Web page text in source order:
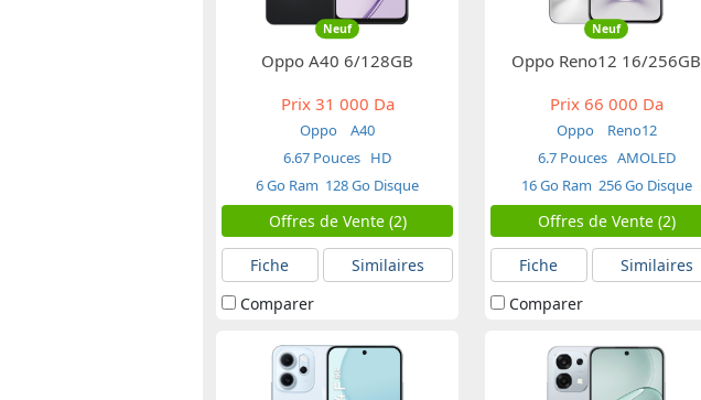
Neuf
Oppo A40 6/128GB
Prix31 000 Da
Oppo
A40
6.67 Pouces HD
6 Go Ram 128 Go Disque
Offres de Vente (2)
Fiche
Similaires
Comparer
Neuf
Oppo Reno12 16/256GB
Prix66 000 Da
Oppo
Reno12
6.7 Pouces AMOLED
16 Go Ram 256 Go Disque
Offres de Vente (2)
Fiche
Similaires
Comparer